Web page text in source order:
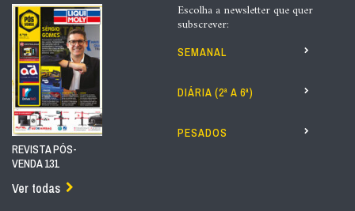
REVISTA PÓS-
VENDA 131
Ver todas
Escolha a newsletter que quer
subscrever:
SEMANAL
DIÁRIA (2ª A 6ª)
PESADOS